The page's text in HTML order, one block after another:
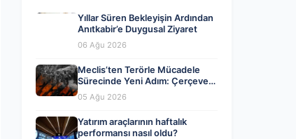
Yıllar Süren Bekleyişin Ardından
Anıtkabir’e Duygusal Ziyaret
06 Ağu 2026
Meclis’ten Terörle Mücadele
Sürecinde Yeni Adım: Çerçeve
Yasa Kabul Edildi
05 Ağu 2026
Yatırım araçlarının haftalık
performansı nasıl oldu?